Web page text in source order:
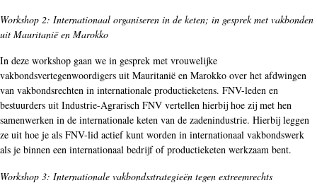
Workshop 2: Internationaal organiseren in de keten; in gesprek met vakbonden
uit Mauritanië en Marokko
In deze workshop gaan we in gesprek met vrouwelijke
vakbondsvertegenwoordigers uit Mauritanië en Marokko over het afdwingen
van vakbondsrechten in internationale productieketens. FNV-leden en
bestuurders uit Industrie-Agrarisch FNV vertellen hierbij hoe zij met hen
samenwerken in de internationale keten van de zadenindustrie. Hierbij leggen
ze uit hoe je als FNV-lid actief kunt worden in internationaal vakbondswerk
als je binnen een internationaal bedrijf of productieketen werkzaam bent.
Workshop 3: Internationale vakbondsstrategieën tegen extreemrechts